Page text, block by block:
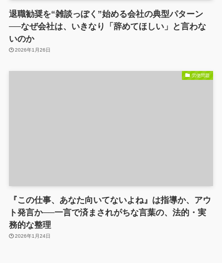
退職勧奨を“雑談っぽく”始める会社の典型パターン
──なぜ会社は、いきなり「辞めてほしい」と言わな
いのか
2026年1月26日
労使問題
『この仕事、あなた向いてないよね』は指導か、アウ
ト発言か──一言で済まされがちな言葉の、法的・実
務的な整理
2026年1月24日